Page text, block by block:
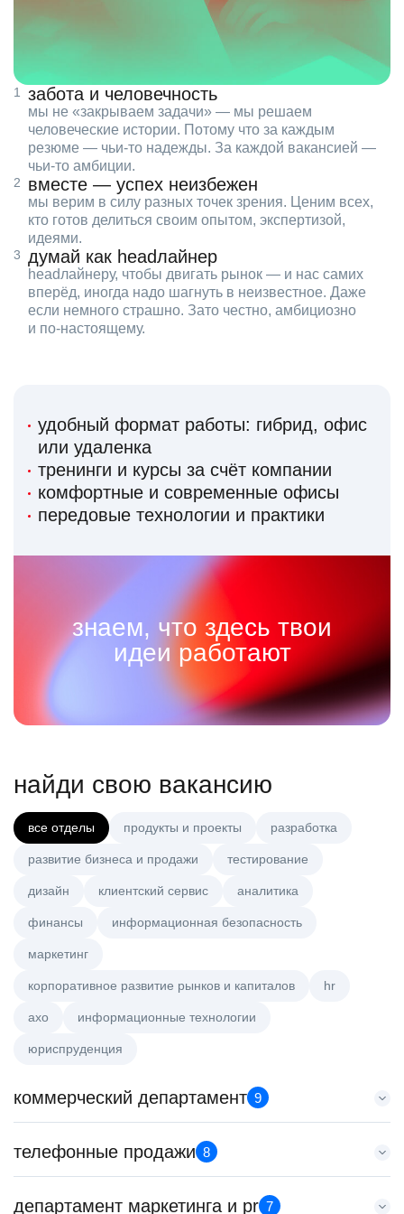
забота и человечность
мы не «закрываем задачи» — мы решаем
человеческие истории. Потому что за каждым
резюме — чьи‑то надежды. За каждой вакансией —
чьи‑то амбиции.
вместе — успех неизбежен
мы верим в силу разных точек зрения. Ценим всех,
кто готов делиться своим опытом, экспертизой,
идеями.
думай как headлайнер
headлайнеру, чтобы двигать рынок — и нас самих
вперёд, иногда надо шагнуть в неизвестное. Даже
если немного страшно. Зато честно, амбициозно
и по‑настоящему.
удобный формат работы: гибрид, офис
или удаленка
тренинги и курсы за счёт компании
комфортные и современные офисы
передовые технологии и практики
знаем, что здесь твои
идеи работают
найди свою вакансию
все отделы продукты и проекты разработка
развитие бизнеса и продажи тестирование
дизайн клиентский сервис аналитика
финансы информационная безопасность
маркетинг
корпоративное развитие рынков и капиталов hr
axo информационные технологии
юриспруденция
коммерческий департамент 9
Менеджер по работе с ключевыми клиентами (КАМ)
HeadHunter::Коммерческий департамент
з/п не указана
телефонные продажи 8
Менеджер по продажам в сегменте малого и среднего
департамент маркетинга и pr 7